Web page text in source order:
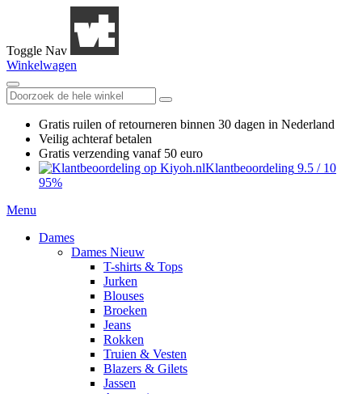
Toggle Nav
Winkelwagen
Gratis ruilen of retourneren binnen 30 dagen in Nederland
Veilig achteraf betalen
Gratis verzending vanaf 50 euro
Klantbeoordeling 9.5 / 10
95%
Menu
Dames
Dames Nieuw
T-shirts & Tops
Jurken
Blouses
Broeken
Jeans
Rokken
Truien & Vesten
Blazers & Gilets
Jassen